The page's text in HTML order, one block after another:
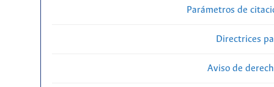
Parámetros de
Directrices
Aviso de